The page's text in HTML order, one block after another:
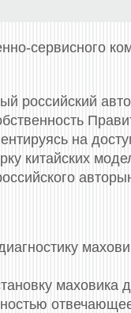
сервисного
российский
на
китайских